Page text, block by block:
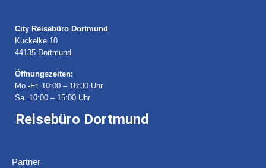
City Reisebüro Dortmund
Kuckelke 10
44135 Dortmund
Öffnungszeiten:
Mo.-Fr. 10:00 – 18:30 Uhr
Sa. 10:00 – 15:00 Uhr
Reisebüro Dortmund
Partner